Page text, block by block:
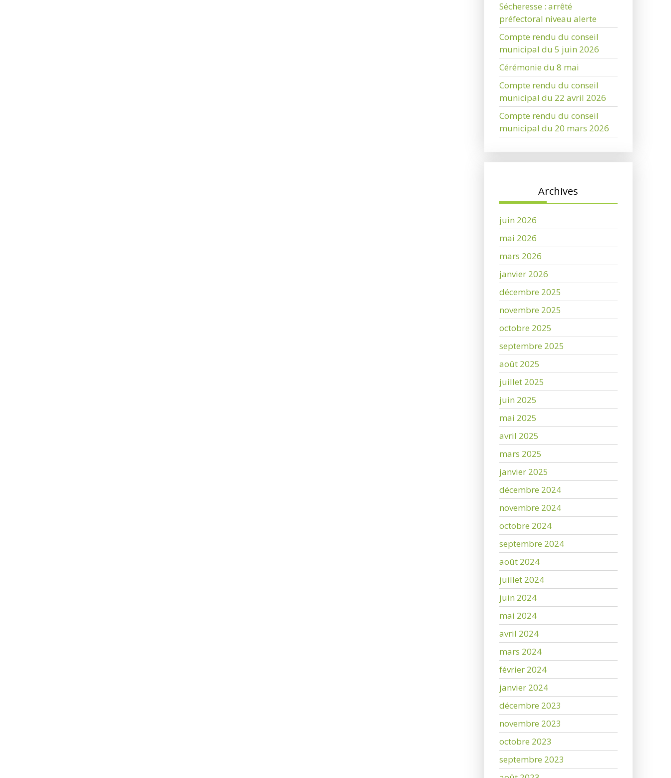
Sécheresse : arrêté
préfectoral niveau alerte
Compte rendu du conseil
municipal du 5 juin 2026
Cérémonie du 8 mai
Compte rendu du conseil
municipal du 22 avril 2026
Compte rendu du conseil
municipal du 20 mars 2026
Archives
juin 2026
mai 2026
mars 2026
janvier 2026
décembre 2025
novembre 2025
octobre 2025
septembre 2025
août 2025
juillet 2025
juin 2025
mai 2025
avril 2025
mars 2025
janvier 2025
décembre 2024
novembre 2024
octobre 2024
septembre 2024
août 2024
juillet 2024
juin 2024
mai 2024
avril 2024
mars 2024
février 2024
janvier 2024
décembre 2023
novembre 2023
octobre 2023
septembre 2023